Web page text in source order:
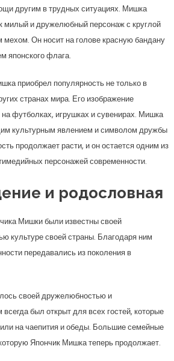
другим в трудных ситуациях. Мишка
милый и дружелюбный персонаж с круглой
Он носит на голове красную бандану
японского флага.
приобрел популярность не только в
странах мира. Его изображение
футболках, игрушках и сувенирах. Мишка
культурным явлением и символом дружбы
продолжает расти, и он остается одним из
персонажей современности.
и родословная
Мишки были известны своей
культуре своей страны. Благодаря ним
передавались из поколения в
своей дружелюбностью и
был открыт для всех гостей, которые
на чаепития и обеды. Большие семейные
Япончик Мишка теперь продолжает.